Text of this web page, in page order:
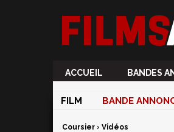
ACCUEIL BANDES
FILM BANDE
Coursier › Vidéos